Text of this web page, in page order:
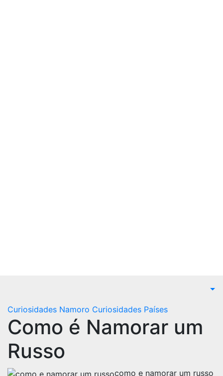
Curiosidades Namoro Curiosidades Países
Como é Namorar um
Russo
como e namorar um russo